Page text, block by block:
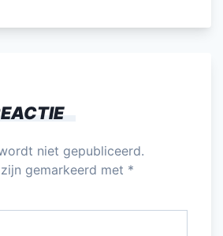
k
n
at
p
p
e
niet gepubliceerd.
gemarkeerd met *